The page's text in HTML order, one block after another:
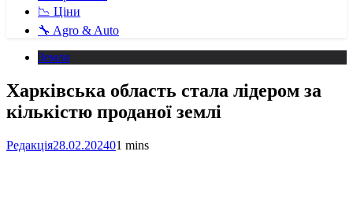
📉 Ціни
🔧 Agro & Auto
Земля
Харківська область стала лідером за
кількістю проданої землі
Редакція28.02.202401 mins